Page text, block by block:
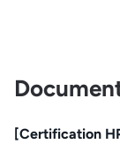
[Certification